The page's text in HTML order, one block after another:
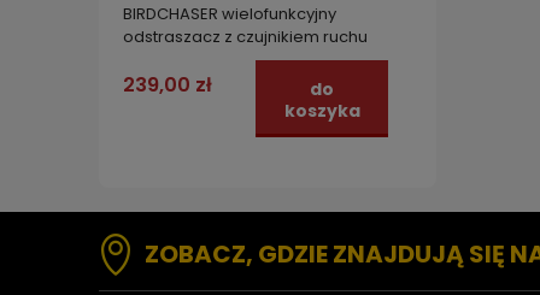
BIRDCHASER wielofunkcyjny
odstraszacz z czujnikiem ruchu
na SZPAKI, GOŁĘBIE i SROKI
zabezpiecza do 0,4 ha
239,00 zł
do
koszyka
ZOBACZ, GDZIE ZNAJDUJĄ SIĘ